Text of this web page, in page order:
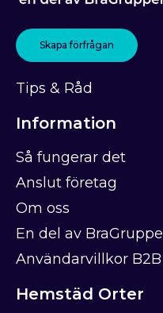
Hemstäd Orter
Information
Så fungerar det
Anslut företag
Om oss
En del av
Användarvillkor B2B
Skapa förfrågan
Tips & Råd